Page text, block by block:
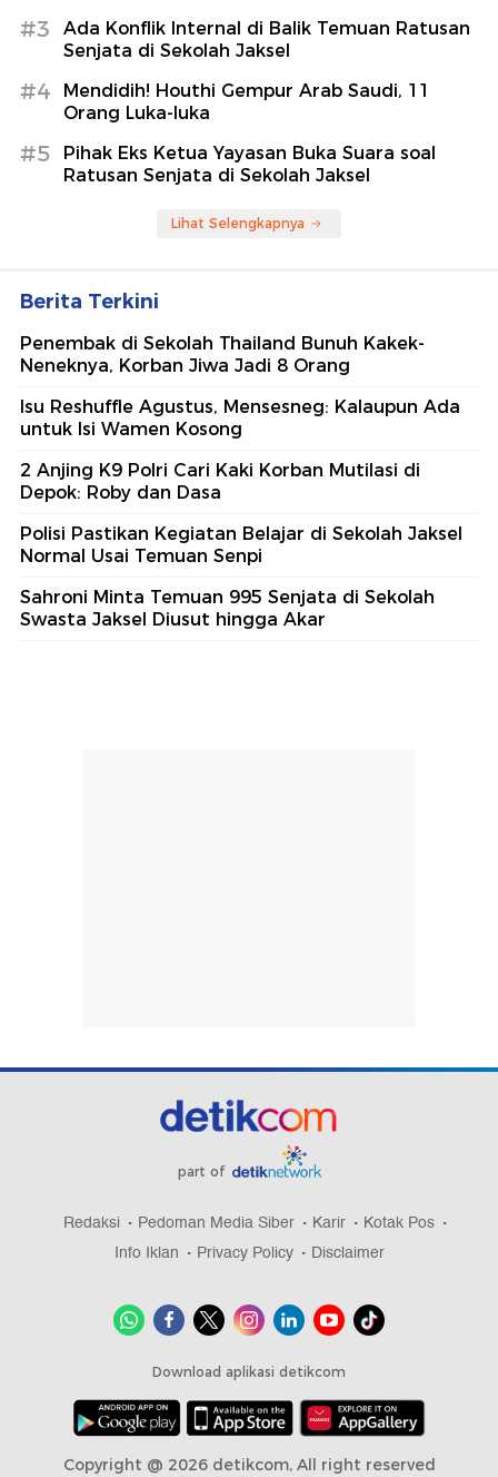
#3
Ada Konflik Internal di Balik Temuan Ratusan
Senjata di Sekolah Jaksel
#4
Mendidih! Houthi Gempur Arab Saudi, 11
Orang Luka-luka
#5
Pihak Eks Ketua Yayasan Buka Suara soal
Ratusan Senjata di Sekolah Jaksel
Lihat Selengkapnya
Berita Terkini
Penembak di Sekolah Thailand Bunuh Kakek-
Neneknya, Korban Jiwa Jadi 8 Orang
Isu Reshuffle Agustus, Mensesneg: Kalaupun Ada
untuk Isi Wamen Kosong
2 Anjing K9 Polri Cari Kaki Korban Mutilasi di
Depok: Roby dan Dasa
Polisi Pastikan Kegiatan Belajar di Sekolah Jaksel
Normal Usai Temuan Senpi
Sahroni Minta Temuan 995 Senjata di Sekolah
Swasta Jaksel Diusut hingga Akar
part of
Redaksi Pedoman Media Siber Karir
Kotak Pos
Info Iklan
Privacy Policy Disclaimer
Download aplikasi detikcom
Copyright @ 2026 detikcom, All right reserved